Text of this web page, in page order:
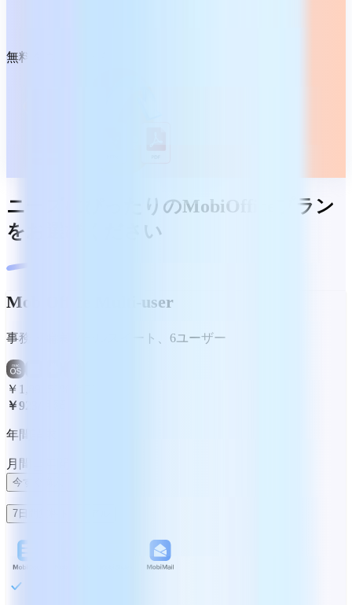
無料ダウンロード
ニーズにぴったりのMobiOfficeプラン
をお選びください
MobiOffice Multi-user
事務・編集ツールスイート、6ユーザー
￥1,890
￥923
年間請求
月間
今すぐ購入
7日間無料トライアル